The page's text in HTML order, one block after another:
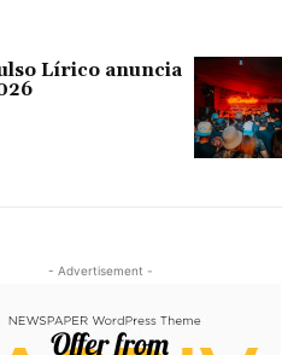
Lírico anuncia
- Advertisement -